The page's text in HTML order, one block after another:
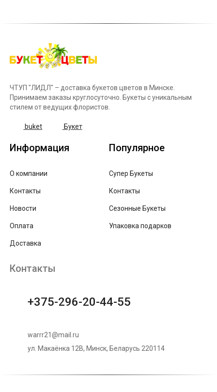
ЧТУП "ЛИДЛ" – доставка букетов цветов в Минске.
Принимаем заказы круглосуточно. Букеты с уникальным
стилем от ведущих флористов.
buket Букет
Информация
О компании
Контакты
Новости
Оплата
Доставка
Популярное
Супер Букеты
Контакты
Сезонные Букеты
Упаковка подарков
Контакты
+375-296-20-44-55
warrr21@mail.ru
ул. Макаёнка 12В, Минск, Беларусь 220114